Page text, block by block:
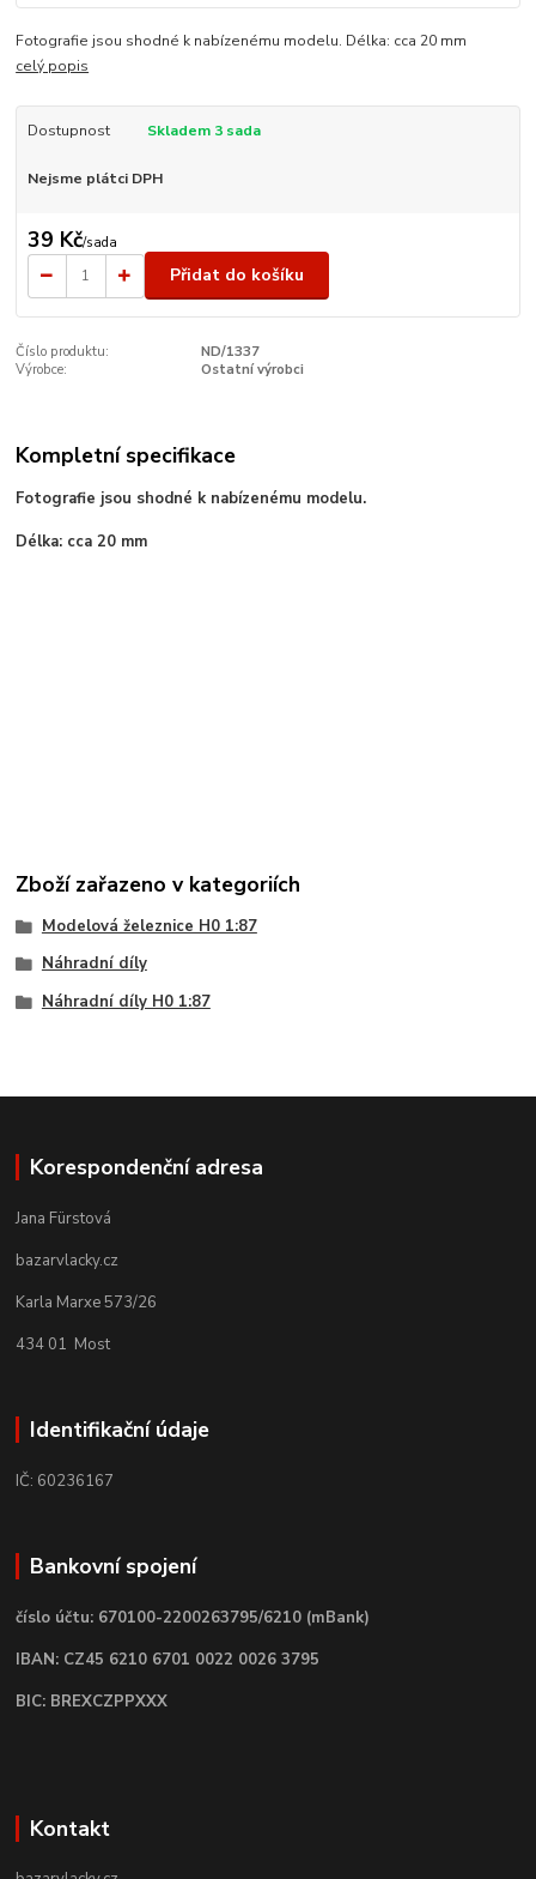
Fotografie jsou shodné k nabízenému modelu. Délka: cca 20 mm
celý popis
Dostupnost Skladem 3 sada
Nejsme plátci DPH
39 Kč/sada
Přidat do košíku
Číslo produktu:
ND/1337
Výrobce:
Ostatní výrobci
Kompletní specifikace
Fotografie jsou shodné k nabízenému modelu.
Délka: cca 20 mm
Zboží zařazeno v kategoriích
Modelová železnice H0 1:87
Náhradní díly
Náhradní díly H0 1:87
Korespondenční adresa
Jana Fürstová
bazarvlacky.cz
Karla Marxe 573/26
434 01 Most
Identifikační údaje
IČ: 60236167
Bankovní spojení
číslo účtu: 670100-2200263795/6210 (mBank)
IBAN: CZ45 6210 6701 0022 0026 3795
BIC: BREXCZPPXXX
Kontakt